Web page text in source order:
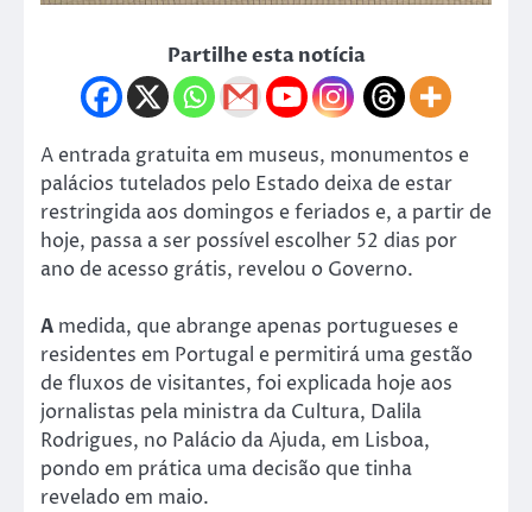
Partilhe esta notícia
A entrada gratuita em museus, monumentos e
palácios tutelados pelo Estado deixa de estar
restringida aos domingos e feriados e, a partir de
hoje, passa a ser possível escolher 52 dias por
ano de acesso grátis, revelou o Governo.
A medida, que abrange apenas portugueses e
residentes em Portugal e permitirá uma gestão
de fluxos de visitantes, foi explicada hoje aos
jornalistas pela ministra da Cultura, Dalila
Rodrigues, no Palácio da Ajuda, em Lisboa,
pondo em prática uma decisão que tinha
revelado em maio.